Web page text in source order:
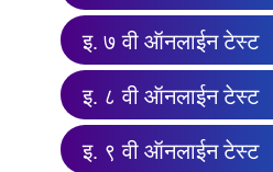
इ. ७ वी ऑनलाईन टेस्ट
इ. ८ वी ऑनलाईन टेस्ट
इ. ९ वी ऑनलाईन टेस्ट